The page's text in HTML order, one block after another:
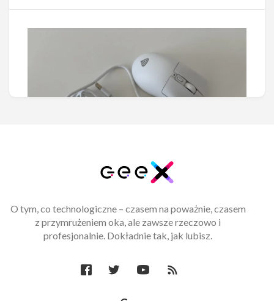
Test i recenzja Genesis Zircon
880 Pro 8K. W małym ciele duże
możliwości
O tym, co technologiczne – czasem na poważnie, czasem
z przymrużeniem oka, ale zawsze rzeczowo i
profesjonalnie. Dokładnie tak, jak lubisz.